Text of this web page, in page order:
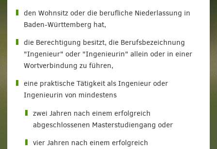
den Wohnsitz oder die berufliche Niederlassung in
Baden-Württemberg hat,
die Berechtigung besitzt, die Berufsbezeichnung
"Ingenieur" oder "Ingenieurin" allein oder in einer
Wortverbindung zu führen,
eine praktische Tätigkeit als Ingenieur oder
Ingenieurin von mindestens
zwei Jahren nach einem erfolgreich
abgeschlossenen Masterstudiengang oder
vier Jahren nach einem erfolgreich